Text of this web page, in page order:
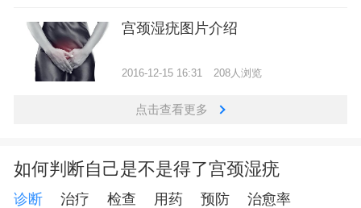
宫颈湿疣图片介绍
2016-12-15 16:31 208人浏览
点击查看更多
如何判断自己是不是得了宫颈湿疣
诊断 治疗 检查 用药 预防 治愈率